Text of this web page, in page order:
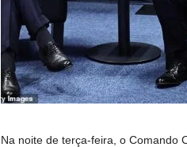
Na noite de terça-feira, o Comando